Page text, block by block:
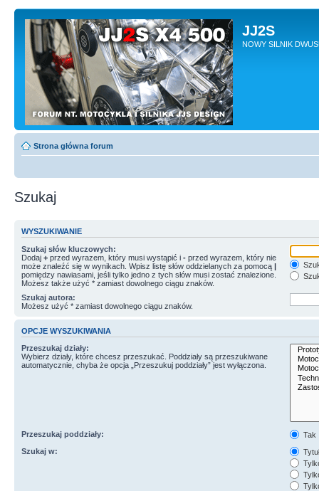
JJ2S
NOWY SILNIK
Strona główna forum
Szukaj
WYSZUKIWANIE
Szukaj słów kluczowych:
Dodaj + przed wyrazem, który musi wystąpić i - przed wyrazem, który nie
może znaleźć się w wynikach. Wpisz listę słów oddzielanych za pomocą |
pomiędzy nawiasami, jeśli tylko jedno z tych słów musi zostać znalezione.
Możesz także użyć * zamiast dowolnego ciągu znaków.
Szukaj autora:
Możesz użyć * zamiast dowolnego ciągu znaków.
OPCJE WYSZUKIWANIA
Przeszukaj działy:
Wybierz działy, które chcesz przeszukać. Poddziały są przeszukiwane
automatycznie, chyba że opcja „Przeszukuj poddziały” jest wyłączona.
Przeszukaj poddziały:
Tak
Szukaj w: